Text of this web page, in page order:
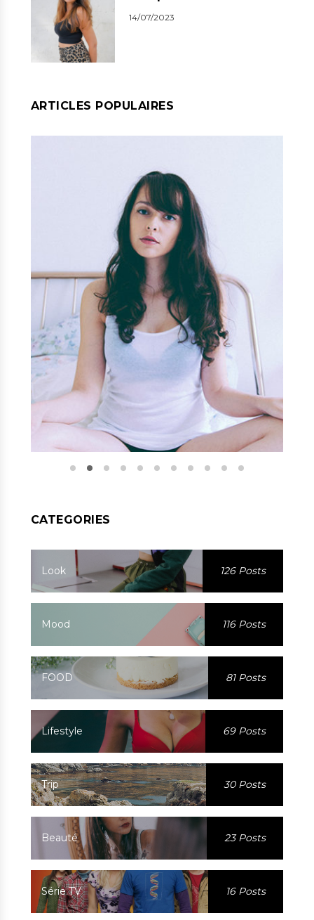
14/07/2023
ARTICLES POPULAIRES
CATEGORIES
Look 126 Posts
Mood 116 Posts
FOOD 81 Posts
Lifestyle 69 Posts
Trip 30 Posts
Beauté 23 Posts
Série TV 16 Posts